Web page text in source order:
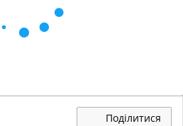
Поділитися